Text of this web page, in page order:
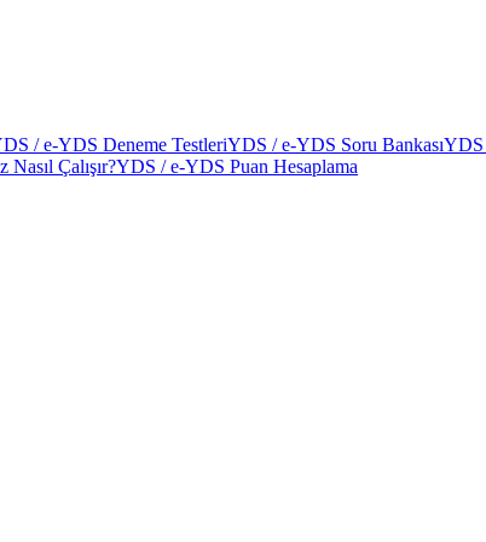
/ e-YDS Deneme TestleriYDS / e-YDS Soru BankasıYDS
Çalışır?YDS / e-YDS Puan Hesaplama